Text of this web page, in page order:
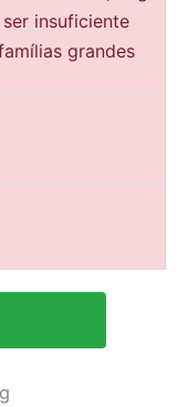
insuficiente
grandes